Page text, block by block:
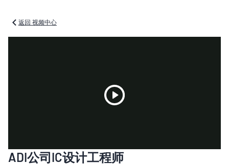
返回 视频中心
ADI公司IC设计工程师